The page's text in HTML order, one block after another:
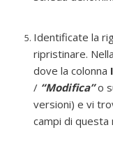
Identificate la
ripristinare.
dove la colonna
/ “Modifica”o
versioni) e vi
campi di questa